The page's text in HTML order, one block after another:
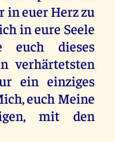
euer Herz zu
in eure Seele
euch dieses
verhärtetsten
ein einziges
euch Meine
mit den